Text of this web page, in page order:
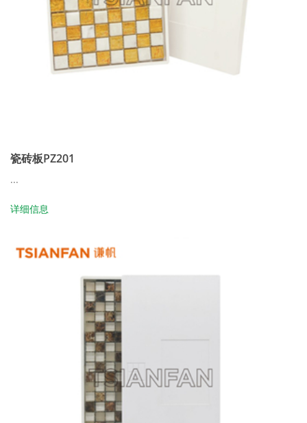
瓷砖板PZ201
...
详细信息